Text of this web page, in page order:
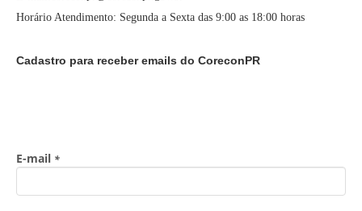
Horário Atendimento: Segunda a Sexta das 9:00 as 18:00 horas
Cadastro para receber emails do CoreconPR